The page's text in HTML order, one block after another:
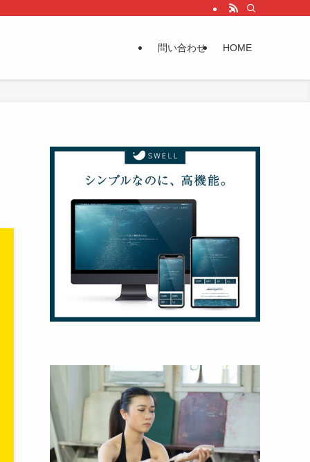
問い合わせ HOME